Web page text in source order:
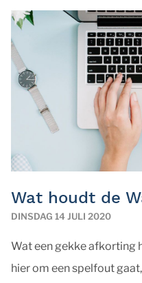
Wat houdt de
DINSDAG 14 JULI 2020
Wat een gekke afkorting
hier om een spelfout